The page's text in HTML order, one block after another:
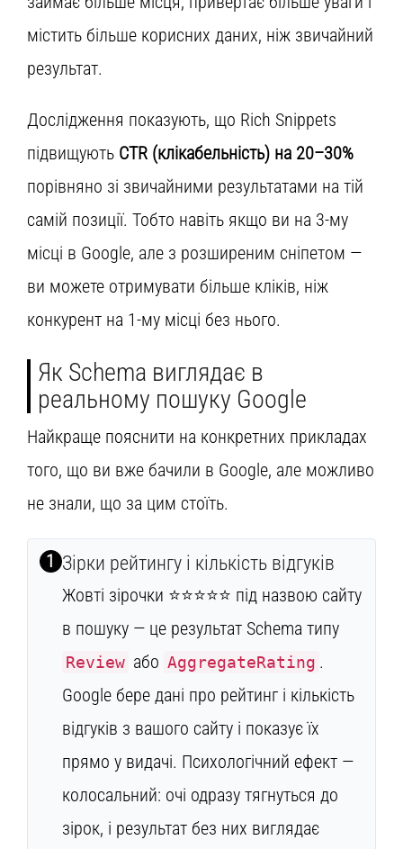
містить більше корисних даних, ніж звичайний
результат.
Дослідження показують, що Rich Snippets
підвищують CTR (клікабельність) на 20–30%
порівняно зі звичайними результатами на тій
самій позиції. Тобто навіть якщо ви на 3-му
місці в Google, але з розширеним сніпетом —
ви можете отримувати більше кліків, ніж
конкурент на 1-му місці без нього.
Як Schema виглядає в
реальному пошуку Google
Найкраще пояснити на конкретних прикладах
того, що ви вже бачили в Google, але можливо
не знали, що за цим стоїть.
1 Зірки рейтингу і кількість відгуків
Жовті зірочки ⭐⭐⭐⭐⭐ під назвою сайту
в пошуку — це результат Schema типу
Review або AggregateRating .
Google бере дані про рейтинг і кількість
відгуків з вашого сайту і показує їх
прямо у видачі. Психологічний ефект —
колосальний: очі одразу тягнуться до
зірок, і результат без них виглядає